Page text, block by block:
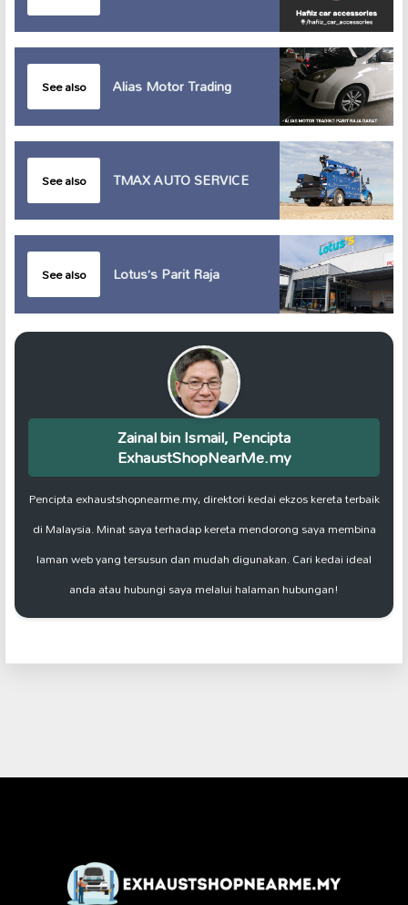
See also Alias Motor Trading
See also TMAX AUTO SERVICE
See also Lotus’s Parit Raja
Zainal bin Ismail, Pencipta
ExhaustShopNearMe.my
Pencipta exhaustshopnearme.my, direktori kedai ekzos kereta terbaik
di Malaysia. Minat saya terhadap kereta mendorong saya membina
laman web yang tersusun dan mudah digunakan. Cari kedai ideal
anda atau hubungi saya melalui halaman hubungan!